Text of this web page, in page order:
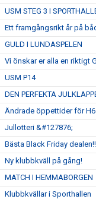
USM STEG 3 I
Ett framgångsrikt år på
GULD I LUNDASPELEN
Vi önskar er alla en riktigt
USM P14
DEN PERFEKTA
Ändrade öppettider för
Jullotteri &#127876;
Bästa Black Friday dealen!!
Ny klubbkväll på gång!
MATCH I HEMMABORGEN
Klubbkvällar i Sporthallen